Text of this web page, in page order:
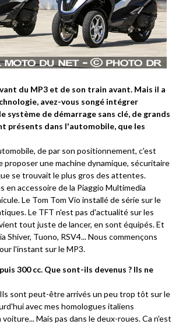
du MP3 et de son train avant. Mais il a
avez-vous songé intégrer
de démarrage sans clé, de grands
présents dans l'automobile, que les
de par son positionnement, c'est
une machine dynamique, sécuritaire
se trouvait le plus gros des attentes.
accessoire de la Piaggio Multimedia
Le Tom Tom Vio installé de série sur le
Le TFT n'est pas d'actualité sur les
tout juste de lancer, en sont équipés. Et
Tuono, RSV4... Nous commençons
l'instant sur le MP3.
300 cc. Que sont-ils devenus ? Ils ne
sont peut-être arrivés un peu trop tôt sur le
avec mes homologues italiens
Mais pas dans le deux-roues. Ca n'est